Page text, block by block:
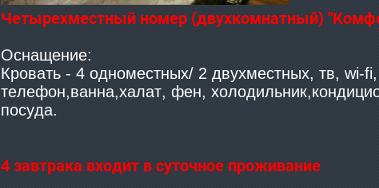
Четырехместный номер (двухкомнатный)
Оснащение:
Кровать - 4 одноместных/ 2 двухместных, тв, wi-fi,
телефон,ванна,халат, фен,
посуда.
4 завтрака входит в суточное проживание